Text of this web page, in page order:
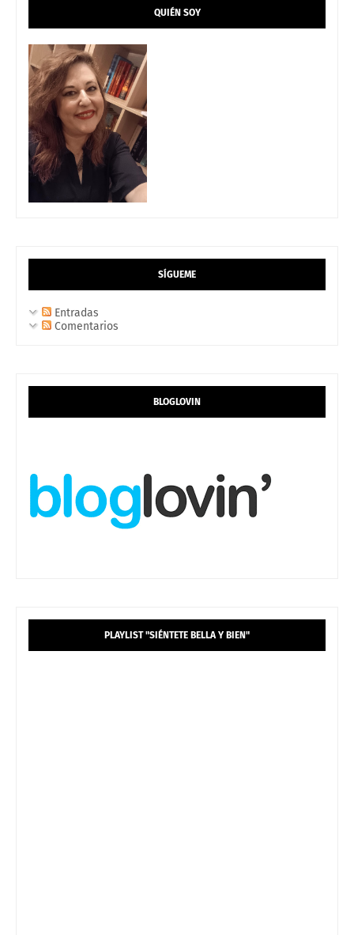
QUIÉN SOY
SÍGUEME
Entradas
Comentarios
BLOGLOVIN
PLAYLIST "SIÉNTETE BELLA Y BIEN"